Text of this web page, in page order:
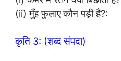
(ii) मुँह फुलाए कौन पड़ी है?:
कृति 3: (शब्द संपदा)